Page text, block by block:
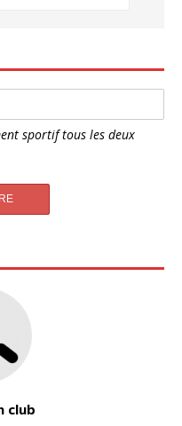
sportif tous les deux
club